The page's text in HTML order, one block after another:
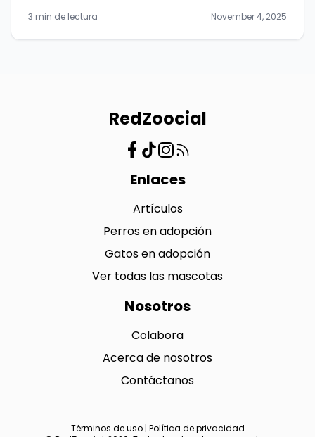
3 min de lectura November 4, 2025
RedZoocial
Enlaces
Artículos
Perros en adopción
Gatos en adopción
Ver todas las mascotas
Nosotros
Colabora
Acerca de nosotros
Contáctanos
Términos de uso| Política de privacidad